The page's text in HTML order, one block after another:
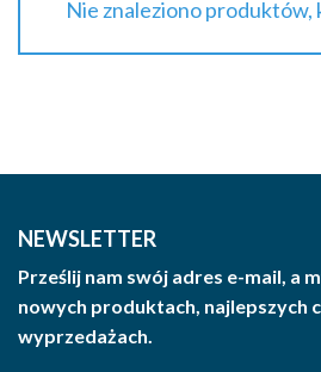
Nie znaleziono produktów,
NEWSLETTER
Prześlij nam swój adres e-mail, a
nowych produktach, najlepszych
wyprzedażach.